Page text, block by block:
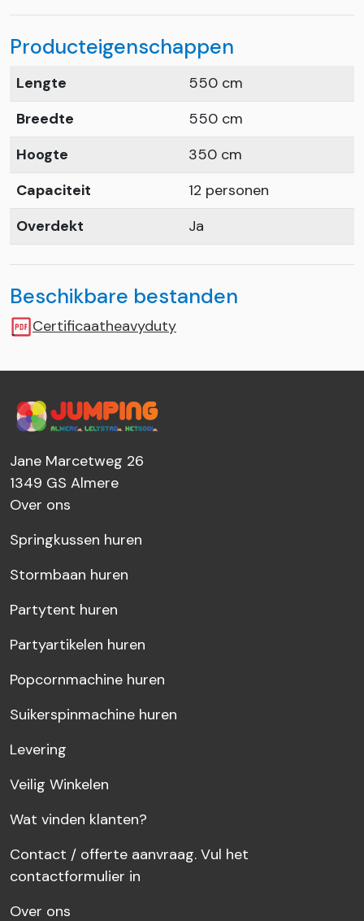
Producteigenschappen
Lengte
550 cm
Breedte
550 cm
Hoogte
350 cm
Capaciteit
12 personen
Overdekt
Ja
Beschikbare bestanden
Certificaatheavyduty
Jane Marcetweg 26
1349 GS Almere
Over ons
Springkussen huren
Stormbaan huren
Partytent huren
Partyartikelen huren
Popcornmachine huren
Suikerspinmachine huren
Levering
Veilig Winkelen
Wat vinden klanten?
Contact / offerte aanvraag. Vul het
contactformulier in
Over ons